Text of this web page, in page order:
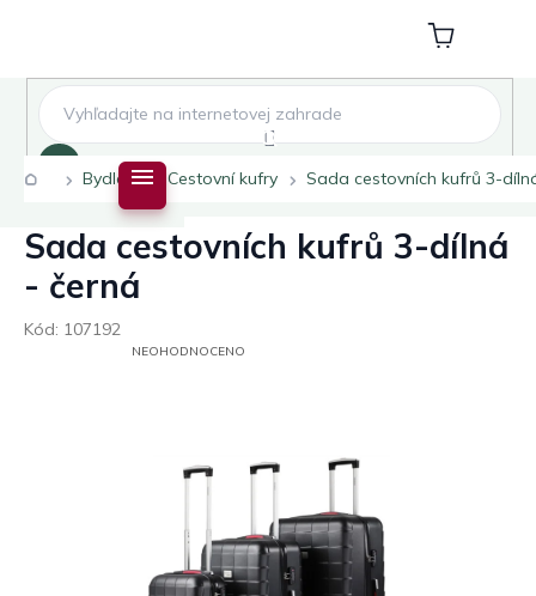
Nákupní
košík
DomůBydlení Cestovní kufry Sada cestovních kufrů 3-
Sada cestovních kufrů 3-dílná
- černá
Kód: 107192
PRŮMĚRNÉNEOHODNOCENO